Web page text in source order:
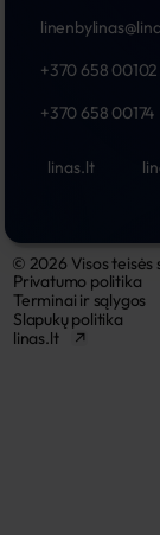
+370 658 00102
+370 658 00174
linas.lt
© 2026 Visos teisės
Privatumo politika
Terminai ir sąlygos
Slapukų politika
linas.lt